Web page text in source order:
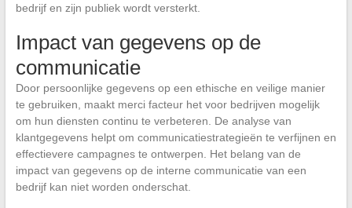
bedrijf en zijn publiek wordt versterkt.
Impact van gegevens op de
communicatie
Door persoonlijke gegevens op een ethische en veilige manier
te gebruiken, maakt merci facteur het voor bedrijven mogelijk
om hun diensten continu te verbeteren. De analyse van
klantgegevens helpt om communicatiestrategieën te verfijnen en
effectievere campagnes te ontwerpen. Het belang van de
impact van gegevens op de interne communicatie van een
bedrijf kan niet worden onderschat.